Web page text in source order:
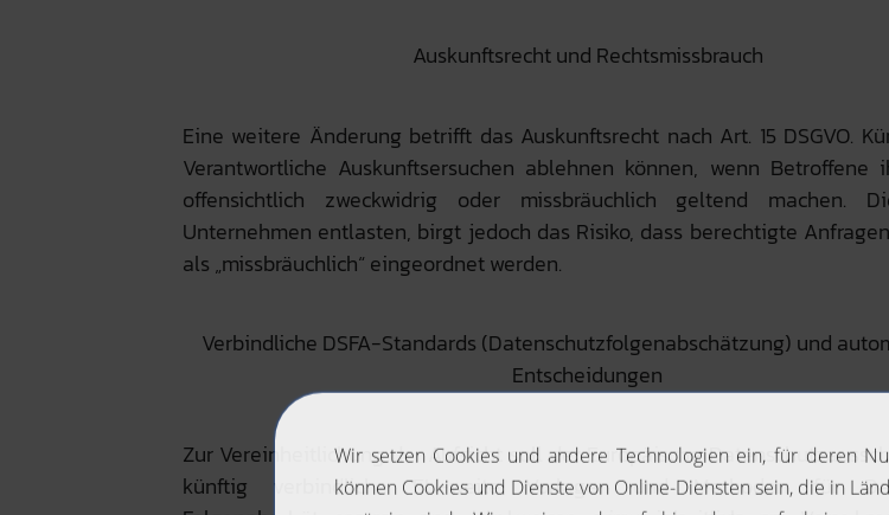
Auskunftsrecht und Rechtsmissbrauch
Eine weitere Änderung betrifft das Auskunftsrecht nach Art. 15 DSGVO.
Verantwortliche Auskunftsersuchen ablehnen können, wenn Betroffene
offensichtlich zweckwidrig oder missbräuchlich geltend machen.
Unternehmen entlasten, birgt jedoch das Risiko, dass berechtigte
als „missbräuchlich“ eingeordnet werden.
Verbindliche DSFA-Standards (Datenschutzfolgenabschätzung) und
Entscheidungen
Zur Vereinheitlichung der Aufsicht soll der Europäische
künftig verbindliche EU-weite Vorlagen und Methoden für